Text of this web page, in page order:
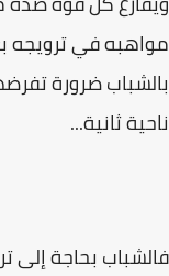
مواهبه في ترويجه
بالشباب ضرورة
ناحية ثانية...
فالشباب بحاجة إلى